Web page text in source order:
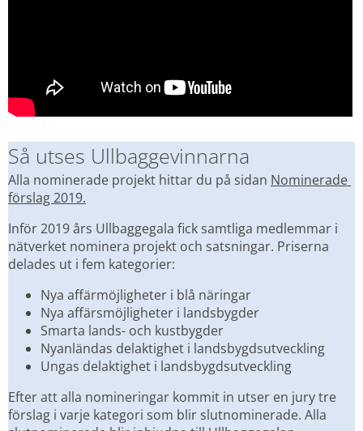
Så utses Ullbaggevinnarna
Alla nominerade projekt hittar du på sidan Nominerade
förslag 2019.
Inför 2019 års Ullbaggegala fick samtliga medlemmar i
nätverket nominera projekt och satsningar. Priserna
delades ut i fem kategorier:
Nya affärmöjligheter i blå näringar
Nya affärsmöjligheter i landsbygder
Smarta lands- och kustbygder
Nyanländas delaktighet i landsbygdsutveckling
Ungas delaktighet i landsbygdsutveckling
Efter att alla nomineringar kommit in utser en jury tre
förslag i varje kategori som blir slutnominerade. Alla